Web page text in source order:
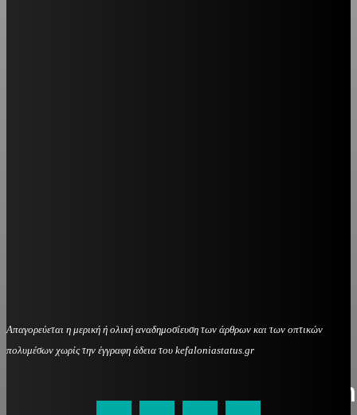
Απαγορεύεται η μερική ή ολική αναδημοσίευση των άρθρων και των οπτικών
πολυμέσων χωρίς την έγγραφη άδεια του kefaloniastatus.gr
kefaloniastatus@gmail.com